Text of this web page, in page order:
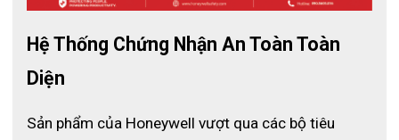
Hệ Thống Chứng Nhận An Toàn Toàn
Diện
Sản phẩm của Honeywell vượt qua các bộ tiêu